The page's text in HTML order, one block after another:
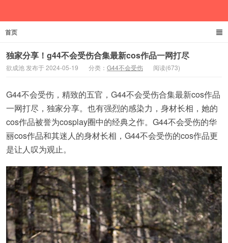
首页
独家分享！g44不会受伤合集最新cos作品一网打尽
欲成池 发布于 2024-05-19 分类： G44不会受伤 阅读(673)
G44不会受伤，精致的五官，G44不会受伤合集最新cos作品
一网打尽，独家分享。也有强烈的感染力，身材长相，她的
cos作品被誉为cosplay圈中的经典之作。G44不会受伤的华
丽cos作品和其迷人的身材长相，G44不会受伤的cos作品更
是让人叹为观止。